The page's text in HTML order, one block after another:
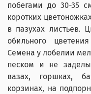
побегами до 30-35
коротких
в пазухах листьев.
обильного
Семена у лобелии
песком и не
вазах, горшках,
корзинах, на